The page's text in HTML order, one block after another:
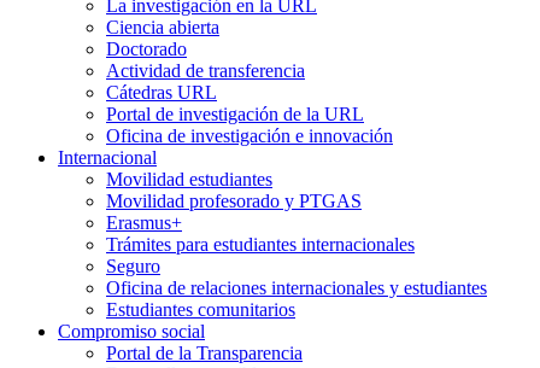
La investigación en la URL
Ciencia abierta
Doctorado
Actividad de transferencia
Cátedras URL
Portal de investigación de la URL
Oficina de investigación e innovación
Internacional
Movilidad estudiantes
Movilidad profesorado y PTGAS
Erasmus+
Trámites para estudiantes internacionales
Seguro
Oficina de relaciones internacionales y estudiantes
Estudiantes comunitarios
Compromiso social
Portal de la Transparencia